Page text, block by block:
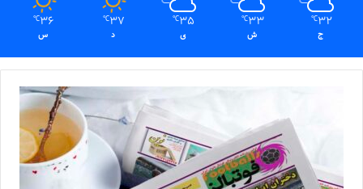
32
℃
ج
33
℃
ش
35
℃
ی
37
℃
د
36
℃
س